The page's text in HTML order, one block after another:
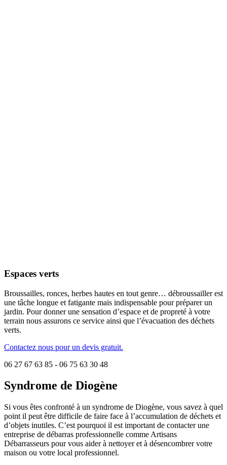
Espaces verts
Broussailles, ronces, herbes hautes en tout genre… débroussailler est
une tâche longue et fatigante mais indispensable pour préparer un
jardin. Pour donner une sensation d’espace et de propreté à votre
terrain nous assurons ce service ainsi que l’évacuation des déchets
verts.
Contactez nous pour un devis gratuit.
06 27 67 63 85 - 06 75 63 30 48
Syndrome de Diogène
Si vous êtes confronté à un syndrome de Diogène, vous savez à quel
point il peut être difficile de faire face à l’accumulation de déchets et
d’objets inutiles. C’est pourquoi il est important de contacter une
entreprise de débarras professionnelle comme Artisans
Débarrasseurs pour vous aider à nettoyer et à désencombrer votre
maison ou votre local professionnel.